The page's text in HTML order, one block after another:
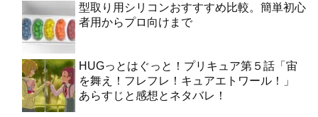
型取り用シリコンおすすすめ比較。簡単初心
者用からプロ向けまで
HUGっとはぐっと！プリキュア第５話「宙
を舞え！フレフレ！キュアエトワール！」
あらすじと感想とネタバレ！